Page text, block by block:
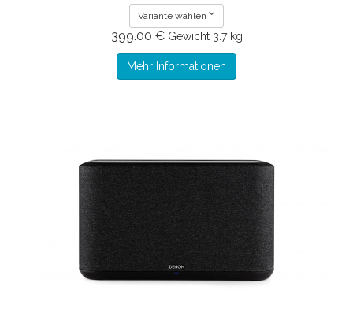
Variante wählen
399.00 € Gewicht 3.7 kg
Mehr Informationen